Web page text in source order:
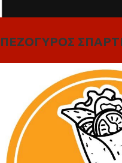
ΠΕΖΟΓΥΡΟΣ